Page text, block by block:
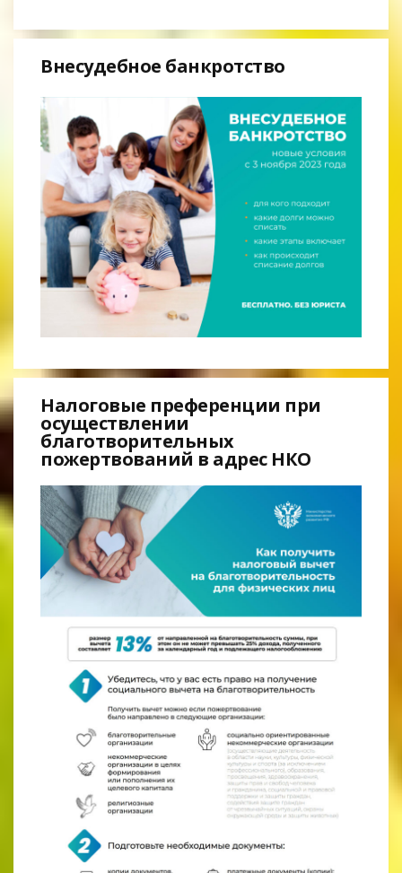
Внесудебное банкротство
Налоговые преференции при
осуществлении
благотворительных
пожертвований в адрес НКО